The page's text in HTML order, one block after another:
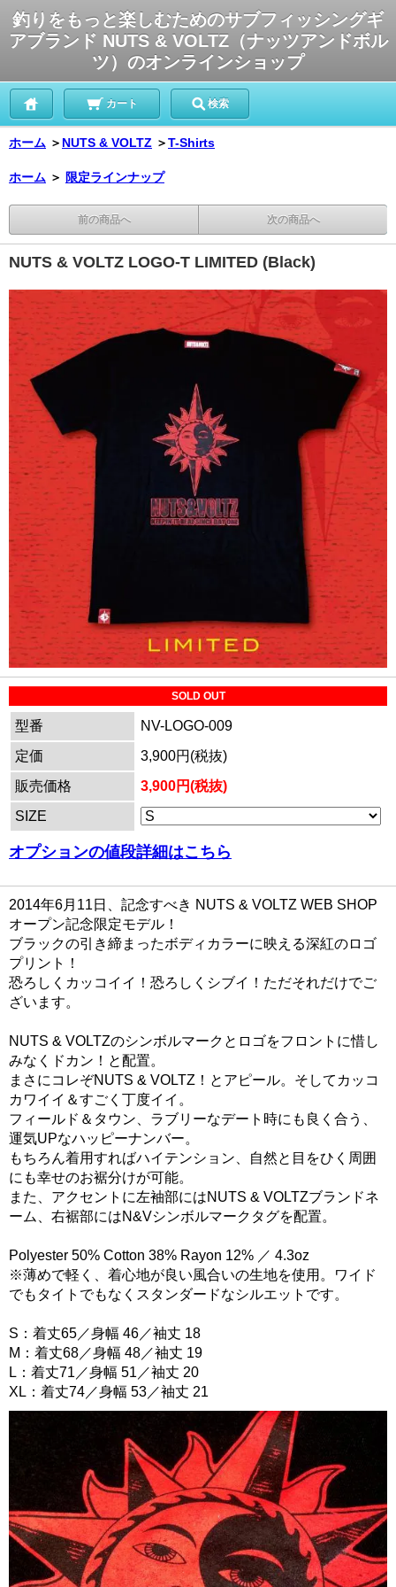
釣りをもっと楽しむためのサブフィッシングギ
アブランド NUTS & VOLTZ（ナッツアンドボル
ツ）のオンラインショップ
カート 検索
ホーム ＞ NUTS & VOLTZ ＞T-Shirts
ホーム ＞ 限定ラインナップ
前の商品へ 次の商品へ
NUTS & VOLTZ LOGO-T LIMITED (Black)
SOLD OUT
型番
NV-LOGO-009
定価
3,900円(税抜)
販売価格
3,900円(税抜)
SIZE
オプションの値段詳細はこちら
2014年6月11日、記念すべき NUTS & VOLTZ WEB SHOP
オープン記念限定モデル！
ブラックの引き締まったボディカラーに映える深紅のロゴ
プリント！
恐ろしくカッコイイ！恐ろしくシブイ！ただそれだけでご
ざいます。
NUTS & VOLTZのシンボルマークとロゴをフロントに惜し
みなくドカン！と配置。
まさにコレぞNUTS & VOLTZ！とアピール。そしてカッコ
カワイイ＆すごく丁度イイ。
フィールド＆タウン、ラブリーなデート時にも良く合う、
運気UPなハッピーナンバー。
もちろん着用すればハイテンション、自然と目をひく周囲
にも幸せのお裾分けが可能。
また、アクセントに左袖部にはNUTS & VOLTZブランドネ
ーム、右裾部にはN&Vシンボルマークタグを配置。
Polyester 50% Cotton 38% Rayon 12% ／ 4.3oz
※薄めで軽く、着心地が良い風合いの生地を使用。ワイド
でもタイトでもなくスタンダードなシルエットです。
S：着丈65／身幅 46／袖丈 18
M：着丈68／身幅 48／袖丈 19
L：着丈71／身幅 51／袖丈 20
XL：着丈74／身幅 53／袖丈 21